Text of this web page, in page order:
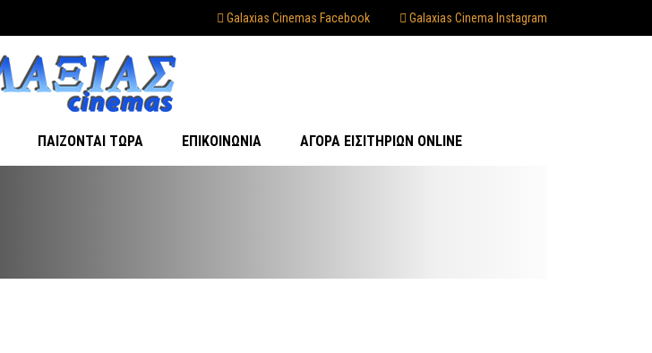
Galaxias Cinemas Facebook Galaxias Cinema Instagram
ΠΑΊΖΟΝΤΑΙ ΤΏΡΑ ΕΠΙΚΟΙΝΩΝΊΑ ΑΓΟΡΆ ΕΙΣΙΤΗΡΊΩΝ ONLINE